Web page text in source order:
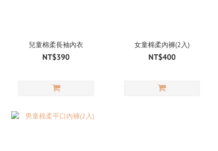
兒童棉柔長袖內衣
NT$390
女童棉柔內褲(2入)
NT$400